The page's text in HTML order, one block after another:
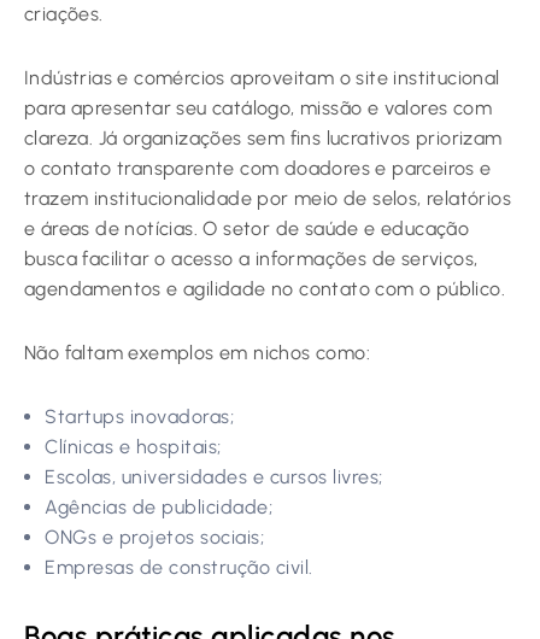
criações.
Indústrias e comércios aproveitam o site institucional
para apresentar seu catálogo, missão e valores com
clareza. Já organizações sem fins lucrativos priorizam
o contato transparente com doadores e parceiros e
trazem institucionalidade por meio de selos, relatórios
e áreas de notícias. O setor de saúde e educação
busca facilitar o acesso a informações de serviços,
agendamentos e agilidade no contato com o público.
Não faltam exemplos em nichos como:
Startups inovadoras;
Clínicas e hospitais;
Escolas, universidades e cursos livres;
Agências de publicidade;
ONGs e projetos sociais;
Empresas de construção civil.